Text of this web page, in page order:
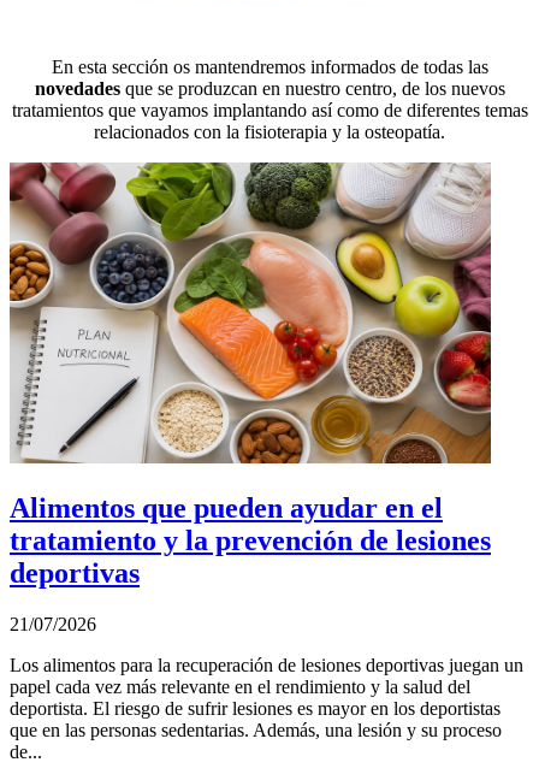
En esta sección os mantendremos informados de todas las
novedadesque se produzcan en nuestro centro, de los nuevos
tratamientos que vayamos implantando así como de diferentes temas
relacionados con la fisioterapia y la osteopatía.
Alimentos que pueden ayudar en el
tratamiento y la prevención de lesiones
deportivas
21/07/2026
Los alimentos para la recuperación de lesiones deportivas juegan un
papel cada vez más relevante en el rendimiento y la salud del
deportista. El riesgo de sufrir lesiones es mayor en los deportistas
que en las personas sedentarias. Además, una lesión y su proceso
de...